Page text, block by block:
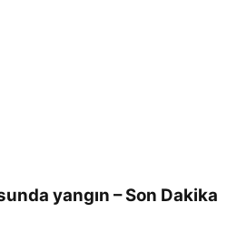
yangın – Son Dakika